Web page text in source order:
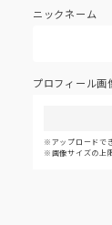
ニックネーム
プロフィール画
アップロード
画像サイズの上